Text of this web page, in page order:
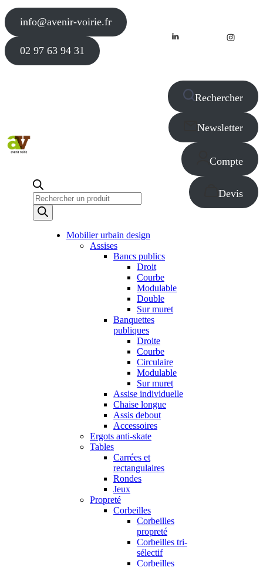
info@avenir-voirie.fr
02 97 63 94 31
Recherche
de
produits
Rechercher
Newsletter
Compte
Devis
Mobilier urbain design
Assises
Bancs publics
Droit
Courbe
Modulable
Double
Sur muret
Banquettes
publiques
Droite
Courbe
Circulaire
Modulable
Sur muret
Assise individuelle
Chaise longue
Assis debout
Accessoires
Ergots anti-skate
Tables
Carrées et
rectangulaires
Rondes
Jeux
Propreté
Corbeilles
Corbeilles
propreté
Corbeilles tri-
sélectif
Corbeilles